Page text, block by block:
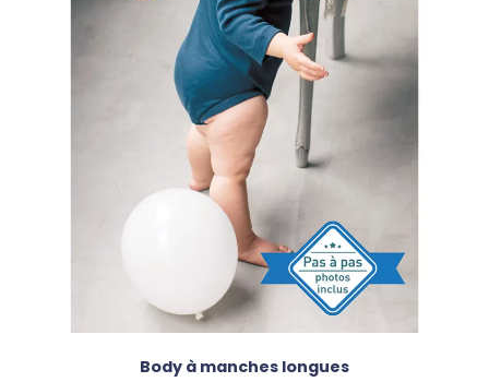
Body à manches longues